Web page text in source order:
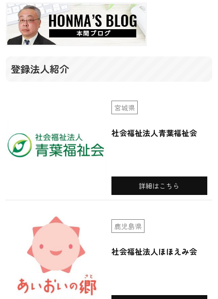
ン
登録法人紹介
宮城県
社会福祉法人青葉福祉会
詳細はこちら
鹿児島県
社会福祉法人ほほえみ会